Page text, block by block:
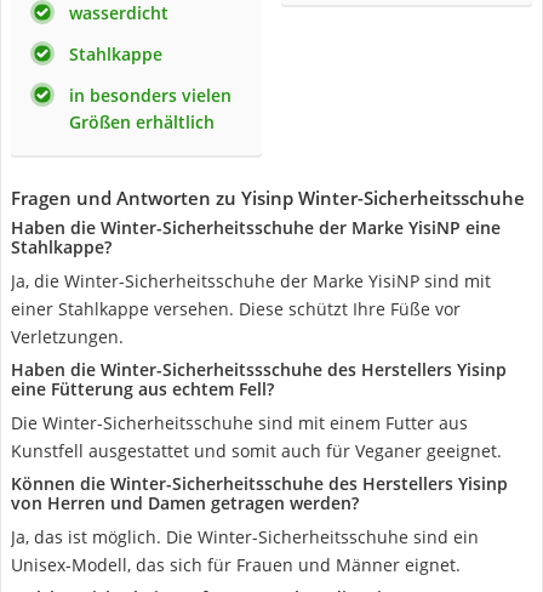
wasserdicht
Stahlkappe
in besonders vielen
Größen erhältlich
Fragen und Antworten zu Yisinp Winter-Sicherheitsschuhe
Haben die Winter-Sicherheitsschuhe der Marke YisiNP eine
Stahlkappe?
Ja, die Winter-Sicherheitsschuhe der Marke YisiNP sind mit
einer Stahlkappe versehen. Diese schützt Ihre Füße vor
Verletzungen.
Haben die Winter-Sicherheitssschuhe des Herstellers Yisinp
eine Fütterung aus echtem Fell?
Die Winter-Sicherheitsschuhe sind mit einem Futter aus
Kunstfell ausgestattet und somit auch für Veganer geeignet.
Können die Winter-Sicherheitsschuhe des Herstellers Yisinp
von Herren und Damen getragen werden?
Ja, das ist möglich. Die Winter-Sicherheitsschuhe sind ein
Unisex-Modell, das sich für Frauen und Männer eignet.